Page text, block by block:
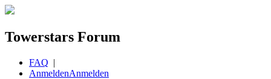
Towerstars Forum
FAQ |
AnmeldenAnmelden